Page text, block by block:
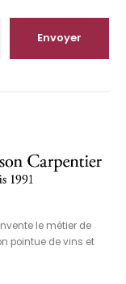
le métier de
pointue de vins et